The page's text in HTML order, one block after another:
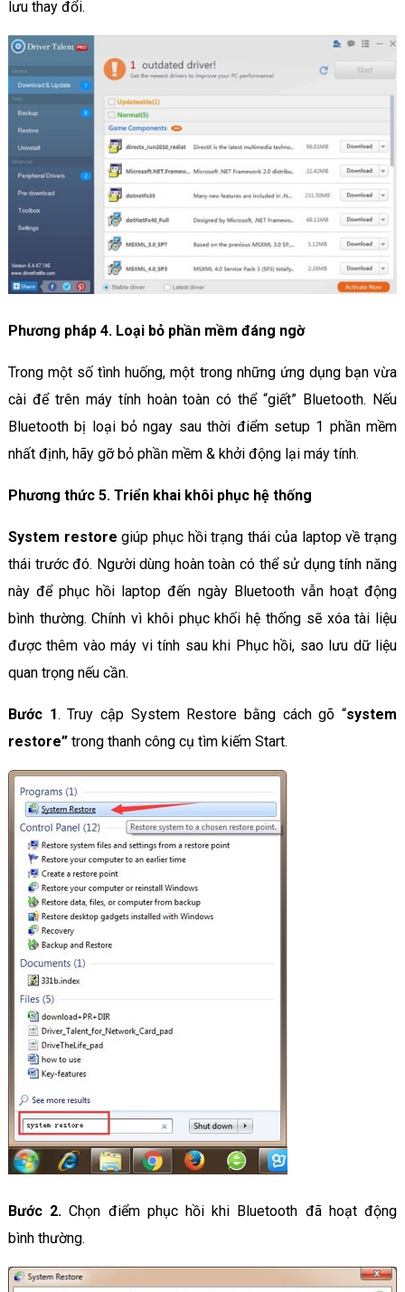
lưu thay đổi.
Phương pháp 4. Loại bỏ phần mềm đáng ngờ
Trong một số tình huống, một trong những ứng dụng bạn vừa
cài để trên máy tính hoàn toàn có thể “giết” Bluetooth. Nếu
Bluetooth bị loại bỏ ngay sau thời điểm setup 1 phần mềm
nhất định, hãy gỡ bỏ phần mềm & khởi động lại máy tính.
Phương thức 5. Triển khai khôi phục hệ thống
System restoregiúp phục hồi trạng thái của laptop về trạng
thái trước đó. Người dùng hoàn toàn có thể sử dụng tính năng
này để phục hồi laptop đến ngày Bluetooth vẫn hoạt động
bình thường. Chính vì khôi phục khối hệ thống sẽ xóa tài liệu
được thêm vào máy vi tính sau khi Phục hồi, sao lưu dữ liệu
quan trọng nếu cần.
Bước 1. Truy cập System Restore bằng cách gõ “system
restore”trong thanh công cụ tìm kiếm Start.
Bước 2. Chọn điểm phục hồi khi Bluetooth đã hoạt động
bình thường.